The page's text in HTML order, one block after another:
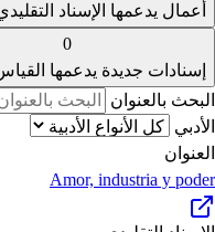
أعمال يدعمها الإسناد
0
إسنادات جديدة يدعمها
البحث بالعنوان
الأدبي
العنوان
Amor, industria y poder